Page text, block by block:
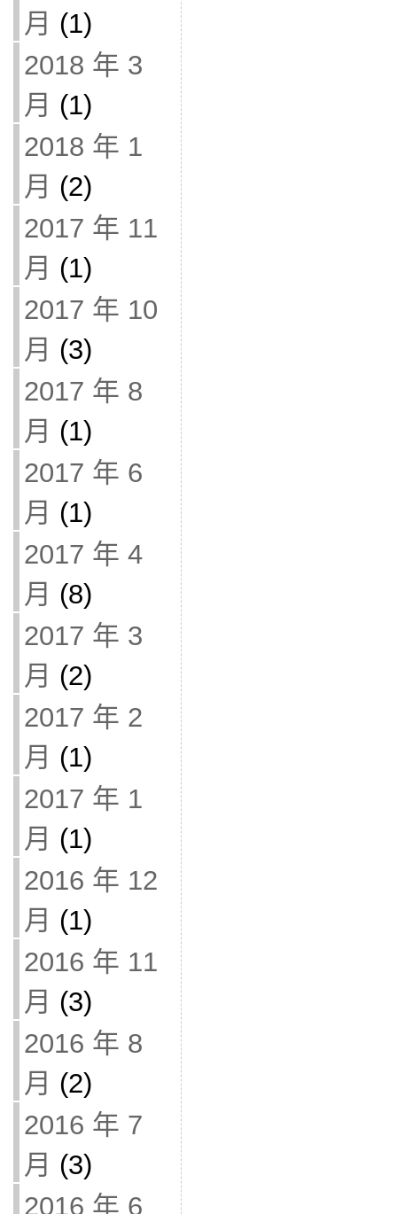
月 (1)
2018 年 3
月 (1)
2018 年 1
月 (2)
2017 年 11
月 (1)
2017 年 10
月 (3)
2017 年 8
月 (1)
2017 年 6
月 (1)
2017 年 4
月 (8)
2017 年 3
月 (2)
2017 年 2
月 (1)
2017 年 1
月 (1)
2016 年 12
月 (1)
2016 年 11
月 (3)
2016 年 8
月 (2)
2016 年 7
月 (3)
2016 年 6